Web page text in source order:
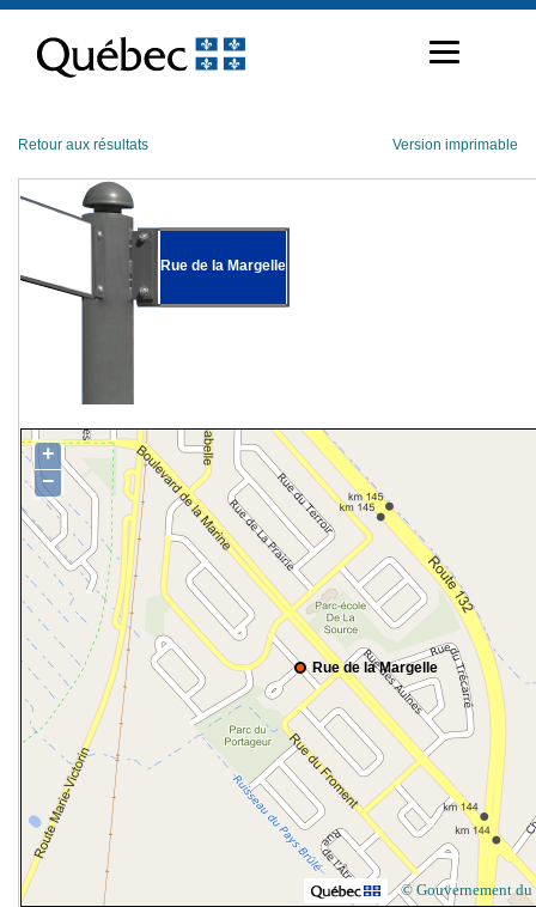
contenu
Retour aux résultats Version imprimable
Rue de la Margelle
Rue de la Margelle
+
−
© Gouvernement du